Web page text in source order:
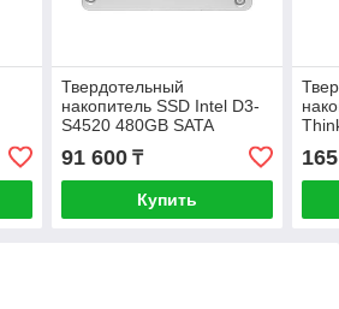
Твердотельный
накопитель SSD Intel D3-
S4520 480GB SATA
91 600₸
Купить